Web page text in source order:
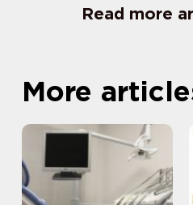
Read more
More